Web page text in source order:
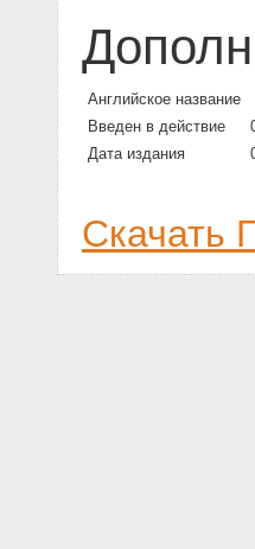
Английское название
Введен в действие
Дата издания
Скачать